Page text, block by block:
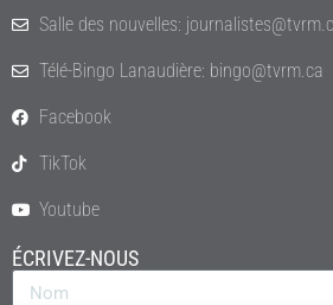
Salle des nouvelles:
Télé-Bingo Lanaudière: bingo@tvrm.ca
Facebook
TikTok
Youtube
ÉCRIVEZ-NOUS